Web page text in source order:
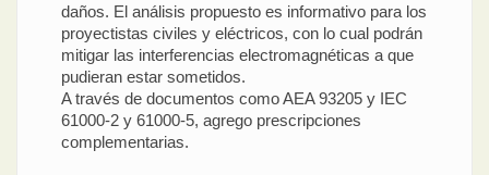
daños. El análisis propuesto es informativo para los
proyectistas civiles y eléctricos, con lo cual podrán
mitigar las interferencias electromagnéticas a que
pudieran estar sometidos.
A través de documentos como AEA 93205 y IEC
61000-2 y 61000-5, agrego prescripciones
complementarias.